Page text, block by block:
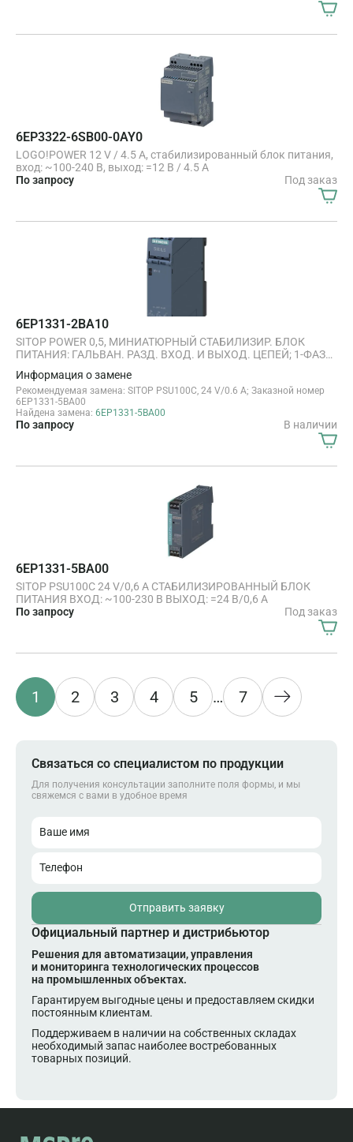
6EP3322-6SB00-0AY0
LOGO!POWER 12 V / 4.5 A, стабилизированный блок питания,
вход: ~100-240 В, выход: =12 В / 4.5 A
По запросу
Под заказ
6EP1331-2BA10
SITOP POWER 0,5, МИНИАТЮРНЫЙ СТАБИЛИЗИР. БЛОК
ПИТАНИЯ: ГАЛЬВАН. РАЗД. ВХОД. И ВЫХОД. ЦЕПЕЙ; 1-ФАЗН.
ЗАЩИТА НАГРУЗКИ ОТ КОРОТКИХ ЗАМЫКАНИЙ
Информация о замене
Рекомендуемая замена: SITOP PSU100C, 24 V/0.6 A; Заказной номер
6EP1331-5BA00
Найдена замена: 6EP1331-5BA00
По запросу В наличии
6EP1331-5BA00
SITOP PSU100C 24 V/0,6 A СТАБИЛИЗИРОВАННЫЙ БЛОК
ПИТАНИЯ ВХОД: ~100-230 В ВЫХОД: =24 В/0,6 A
По запросу
Под заказ
1 2 3 4 5 … 7
Связаться со специалистом по продукции
Для получения консультации заполните поля формы, и мы
свяжемся с вами в удобное время
Ваше имя
Телефон
Отправить заявку
Официальный партнер и дистрибьютор
Решения для автоматизации, управления
и мониторинга технологических процессов
на промышленных объектах.
Гарантируем выгодные цены и предоставляем скидки
постоянным клиентам.
Поддерживаем в наличии на собственных складах
необходимый запас наиболее востребованных
товарных позиций.